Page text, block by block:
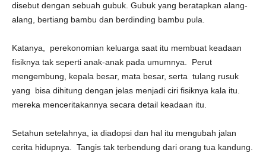
disebut dengan sebuah gubuk. Gubuk yang beratapkan alang-
alang, bertiang bambu dan berdinding bambu pula.
Katanya, perekonomian keluarga saat itu membuat keadaan
fisiknya tak seperti anak-anak pada umumnya. Perut
mengembung, kepala besar, mata besar, serta tulang rusuk
yang bisa dihitung dengan jelas menjadi ciri fisiknya kala itu.
mereka menceritakannya secara detail keadaan itu.
Setahun setelahnya, ia diadopsi dan hal itu mengubah jalan
cerita hidupnya. Tangis tak terbendung dari orang tua kandung.